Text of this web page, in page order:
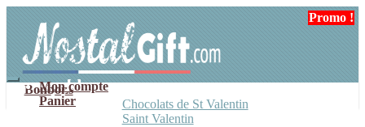
navigation
contenu
Mon compte
Panier
Bonbons
Chocolats de St Valentin
Saint Valentin
Promo !
Promo !
Promo !